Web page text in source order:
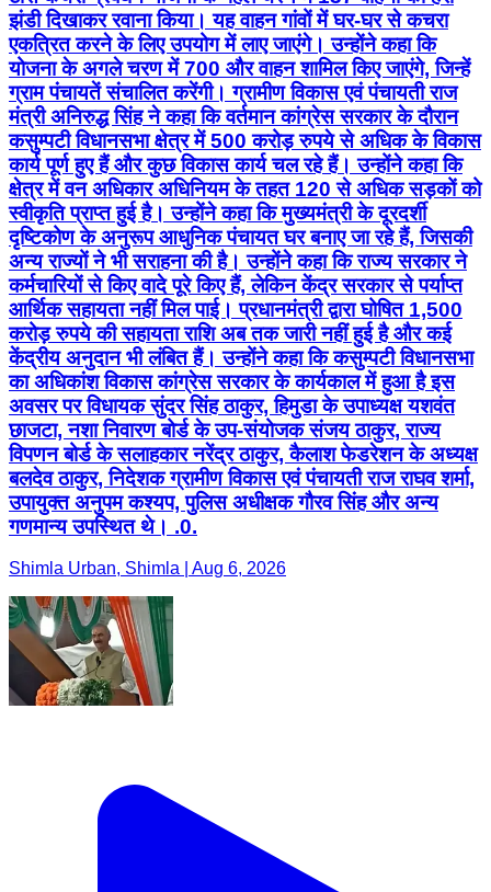
झंडी दिखाकर रवाना किया। यह वाहन गांवों में घर-घर से कचरा
एकत्रित करने के लिए उपयोग में लाए जाएंगे। उन्होंने कहा कि
योजना के अगले चरण में 700 और वाहन शामिल किए जाएंगे, जिन्हें
ग्राम पंचायतें संचालित करेंगी। ग्रामीण विकास एवं पंचायती राज
मंत्री अनिरुद्ध सिंह ने कहा कि वर्तमान कांग्रेस सरकार के दौरान
कसुम्पटी विधानसभा क्षेत्र में 500 करोड़ रुपये से अधिक के विकास
कार्य पूर्ण हुए हैं और कुछ विकास कार्य चल रहे हैं। उन्होंने कहा कि
क्षेत्र में वन अधिकार अधिनियम के तहत 120 से अधिक सड़कों को
स्वीकृति प्राप्त हुई है। उन्होंने कहा कि मुख्यमंत्री के दूरदर्शी
दृष्टिकोण के अनुरूप आधुनिक पंचायत घर बनाए जा रहे हैं, जिसकी
अन्य राज्यों ने भी सराहना की है। उन्होंने कहा कि राज्य सरकार ने
कर्मचारियों से किए वादे पूरे किए हैं, लेकिन केंद्र सरकार से पर्याप्त
आर्थिक सहायता नहीं मिल पाई। प्रधानमंत्री द्वारा घोषित 1,500
करोड़ रुपये की सहायता राशि अब तक जारी नहीं हुई है और कई
केंद्रीय अनुदान भी लंबित हैं। उन्होंने कहा कि कसुम्पटी विधानसभा
का अधिकांश विकास कांग्रेस सरकार के कार्यकाल में हुआ है इस
अवसर पर विधायक सुंदर सिंह ठाकुर, हिमुडा के उपाध्यक्ष यशवंत
छाजटा, नशा निवारण बोर्ड के उप-संयोजक संजय ठाकुर, राज्य
विपणन बोर्ड के सलाहकार नरेंद्र ठाकुर, कैलाश फेडरेशन के अध्यक्ष
बलदेव ठाकुर, निदेशक ग्रामीण विकास एवं पंचायती राज राघव शर्मा,
उपायुक्त अनुपम कश्यप, पुलिस अधीक्षक गौरव सिंह और अन्य
गणमान्य उपस्थित थे। .0.
Shimla Urban, Shimla | Aug 6, 2026